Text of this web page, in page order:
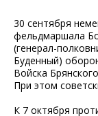
30 сентября
фельдмаршала
(генерал-
Буденный)
Войска
При этом
К 7 октября